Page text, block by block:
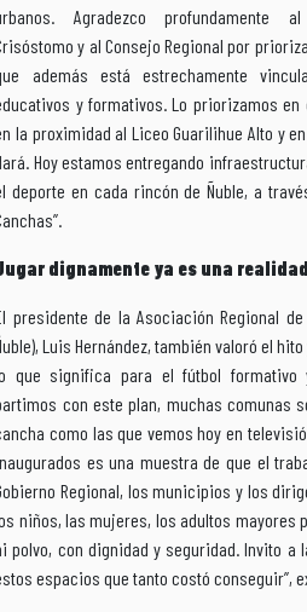
Agradezco profundamente
y al Consejo Regional por
además está estrechamente
y formativos. Lo priorizamos en
la proximidad al Liceo Guarilihue Alto y
Hoy estamos entregando
deporte en cada rincón de Ñuble, a
dignamente ya es una
presidente de la Asociación Regional de
Luis Hernández, también valoró el
que significa para el fútbol formativo
con este plan, muchas comunas
como las que vemos hoy en
es una muestra de que el
Regional, los municipios y los
niños, las mujeres, los adultos mayores
polvo, con dignidad y seguridad. Invito a
espacios que tanto costó conseguir”,